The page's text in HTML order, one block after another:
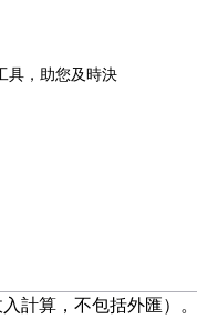
具，助您及時決
計算，不包括外匯）